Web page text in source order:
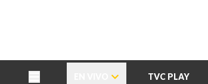
TVC PLAY